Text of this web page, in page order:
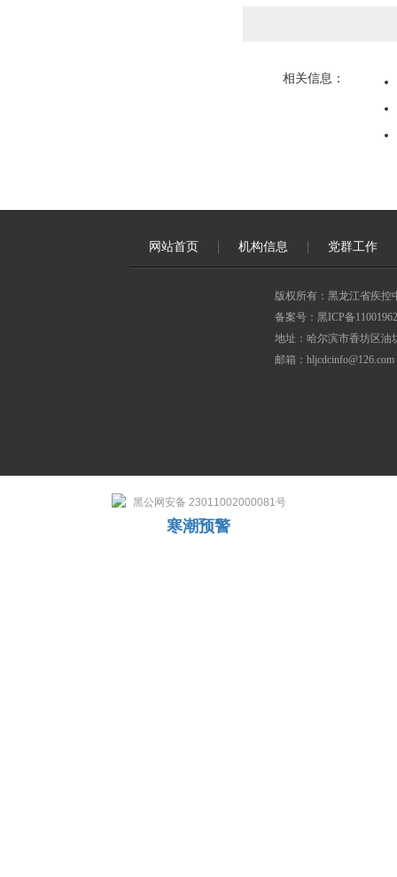
相关信息：
网站首页 机构信息 党群工作
版权所有：黑龙江省疾控
备案号：黑ICP备
地址：哈尔滨市香坊区油
邮箱：hljcdcinfo@126.com
黑公网安备 23011002000081号
寒潮预警